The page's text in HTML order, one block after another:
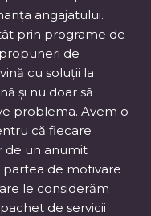
angajatului.
prin programe de
de
cu soluții la
și nu doar să
problema. Avem o
că fiecare
de un anumit
de motivare
le considerăm
de servicii